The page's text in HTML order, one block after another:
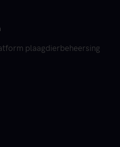
plaagdierbeheersing